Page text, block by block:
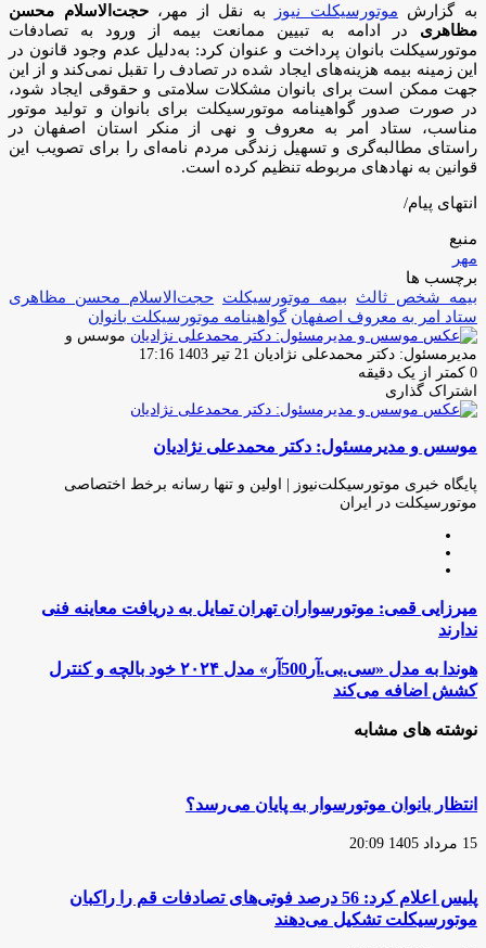
به گزارش موتورسیکلت نیوز به نقل از مهر،حجت‌الاسلام محسن
مظاهری در ادامه به تبیین ممانعت بیمه از ورود به تصادفات
موتورسیکلت بانوان پرداخت و عنوان کرد: به‌دلیل عدم وجود قانون در
این زمینه بیمه هزینه‌های ایجاد شده در تصادف را تقبل نمی‌کند و از این
جهت ممکن است برای بانوان مشکلات سلامتی و حقوقی ایجاد شود،
در صورت صدور گواهینامه موتورسیکلت برای بانوان و تولید موتور
مناسب، ستاد امر به معروف و نهی از منکر استان اصفهان در
راستای مطالبه‌گری و تسهیل زندگی مردم نامه‌ای را برای تصویب این
قوانین به نهادهای مربوطه تنظیم کرده است.
انتهای پیام/
منبع
مهر
برچسب ها
بیمه شخص ثالث
بیمه موتورسیکلت حجت‌الاسلام محسن مظاهری
ستاد امر به معروف اصفهان گواهینامه موتورسیکلت بانوان
موسس و
مدیرمسئول: دکتر محمدعلی نژادیان ارسال
21 تیر 1403 17:16
0 کمتر از یک دقیقه
اشتراک گذاری
فیس
توئیتر
لینکدین
واتس
تلگرام
اشتراک
از
ایمیل
چاپ
موسس و مدیرمسئول: دکتر محمدعلی نژادیان
پایگاه خبری موتورسیکلت‌نیوز | اولین و تنها رسانه برخط اختصاصی
موتورسیکلت در ایران
میرزایی
قمی:
موتورسواران
تهران
تمایل
به
معاینه
میرزایی قمی: موتورسواران تهران تمایل به دریافت معاینه فنی
ندارند
هوندا
به
مدل
«سی‌.بی‌.آر500آر»
مدل
بالچه
و
کشش
می‌کند
هوندا به مدل «سی‌.بی‌.آر500آر» مدل ۲۰۲۴ خود بالچه و کنترل
کشش اضافه می‌کند
نوشته های مشابه
انتظار بانوان موتورسوار به پایان می‌رسد؟
15 مرداد 1405 20:09
پلیس اعلام کرد: 56 درصد فوتی‌های تصادفات قم را راکبان
موتورسیکلت تشکیل می‌دهند